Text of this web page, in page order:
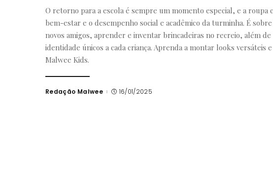
O retorno para a escola é sempre um momento especial, e a roupa
bem-estar e o desempenho social e acadêmico da turminha. É
novos amigos, aprender e inventar brincadeiras no recreio, além
identidade únicos a cada criança. Aprenda a montar looks versáteis
Malwee Kids.
Posted
Redação Malwee 16/01/2025